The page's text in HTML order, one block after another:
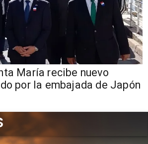
María recibe nuevo
por la embajada de Japón